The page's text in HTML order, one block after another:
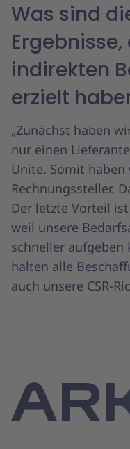
Was sind
indirekten
erzielt
„Zunächst haben
nur einen
Unite. Somit
Rechnungssteller.
Der letzte Vorteil
weil unsere
schneller aufgeben
halten alle
auch unsere CSR-